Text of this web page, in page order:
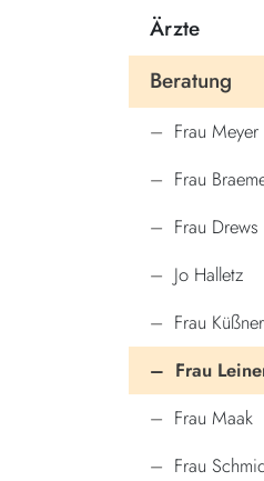
Ärzte
Beratung
Frau Meyer
Frau
Frau Drews
Jo Halletz
Frau Küßner
Frau
Frau Maak
Frau